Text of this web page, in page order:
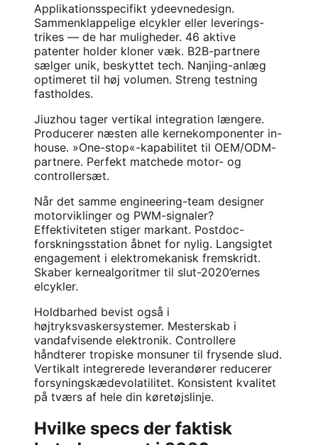
Applikationsspecifikt ydeevnedesign.
Sammenklappelige elcykler eller leverings-
trikes — de har muligheder. 46 aktive
patenter holder kloner væk. B2B-partnere
sælger unik, beskyttet tech. Nanjing-anlæg
optimeret til høj volumen. Streng testning
fastholdes.
Jiuzhou tager vertikal integration længere.
Producerer næsten alle kernekomponenter in-
house. »One-stop«-kapabilitet til OEM/ODM-
partnere. Perfekt matchede motor- og
controllersæt.
Når det samme engineering-team designer
motorviklinger og PWM-signaler?
Effektiviteten stiger markant. Postdoc-
forskningsstation åbnet for nylig. Langsigtet
engagement i elektromekanisk fremskridt.
Skaber kernealgoritmer til slut-2020’ernes
elcykler.
Holdbarhed bevist også i
højtryksvaskersystemer. Mesterskab i
vandafvisende elektronik. Controllere
håndterer tropiske monsuner til frysende slud.
Vertikalt integrerede leverandører reducerer
forsyningskædevolatilitet. Konsistent kvalitet
på tværs af hele din køretøjslinje.
Hvilke specs der faktisk